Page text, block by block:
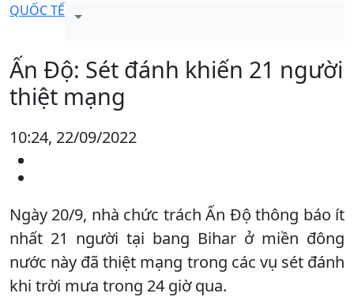
QUỐC TẾ
Ấn Độ: Sét đánh khiến 21 người
thiệt mạng
10:24, 22/09/2022
Ngày 20/9, nhà chức trách Ấn Độ thông báo ít
nhất 21 người tại bang Bihar ở miền đông
nước này đã thiệt mạng trong các vụ sét đánh
khi trời mưa trong 24 giờ qua.